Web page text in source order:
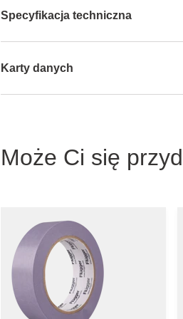
Specyfikacja techniczna
Karty danych
Może Ci się